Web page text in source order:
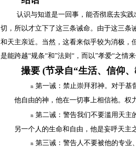
认识与知道是一回事，能否彻底去实
切，所以才立下了这三条诫命。由于这三条
和天主亲近。当然，这看来似乎较为消极，
是能跨越“规条“和”法则“，而以”孝爱“之情
撮要 (节录自“生活、信仰
n 第一诫：禁止崇拜邪神。对于基
他自由的神，他在一切事上相信祂。权
n 第二诫：警告我们不要滥用天主
另一个人的生命和自由，他是妄呼天主
n 第三诫：警告人不要被他的专业